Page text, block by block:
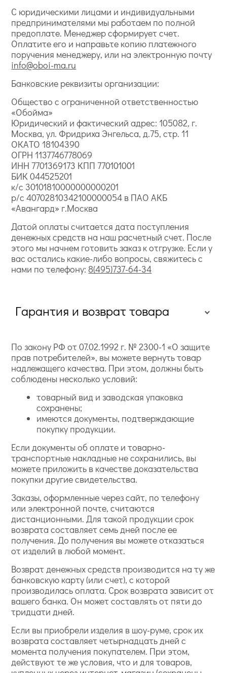
С юридическими лицами и индивидуальными
предпринимателями мы работаем по полной
предоплате. Менеджер сформирует счет.
Оплатите его и направьте копию платежного
поручения менеджеру, или на электронную почту
info@oboi-ma.ru
Банковские реквизиты организации:
Общество с ограниченной ответственностью
«Обойма»
Юридический и фактический адрес: 105082, г.
Москва, ул. Фридриха Энгельса, д.75, стр. 11
ОКАТО 18104390
ОГРН 1137746778069
ИНН 7701369173 КПП 770101001
БИК 044525201
к/с 30101810000000000201
р/с 40702810342100000054 в ПАО АКБ
«Авангард» г.Москва
Датой оплаты считается дата поступления
денежных средств на наш расчетный счет. После
этого мы начнем готовить заказ к отгрузке. Если у
вас остались какие-либо вопросы, свяжитесь с
нами по телефону: 8(495)737-64-34
Гарантия и возврат товара
По закону РФ от 07.02.1992 г. № 2300-1 «О защите
прав потребителей», вы можете вернуть товар
надлежащего качества. При этом, должны быть
соблюдены несколько условий:
товарный вид и заводская упаковка
сохранены;
имеются документы, подтверждающие
покупку продукции.
Если документы об оплате и товарно-
транспортные накладные не сохранились, вы
можете приложить в качестве доказательства
покупки другие свидетельства.
Заказы, оформленные через сайт, по телефону
или электронной почте, считаются
дистанционными. Для такой продукции срок
возврата составляет семь дней после ее
получения. До получения вы можете отказаться
от изделий в любой момент.
Возврат денежных средств производится на ту же
банковскую карту (или счет), с которой
производилась оплата. Срок возврата зависит от
вашего банка. Он может составлять от пяти до
тридцати дней.
Если вы приобрели изделия в шоу-руме, срок их
возврата составляет четырнадцать дней с
момента получения покупателем. При этом,
действуют те же условия, что и для товаров,